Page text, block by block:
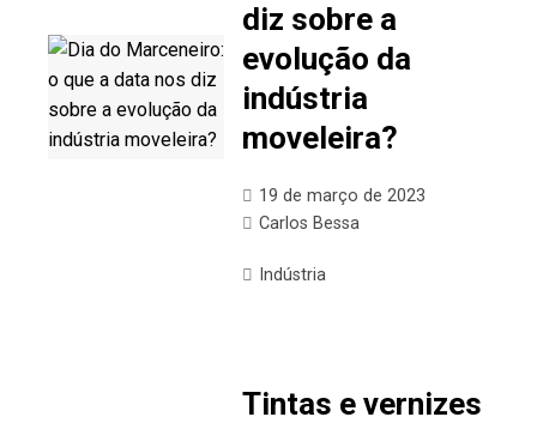
diz sobre a
evolução da
indústria
moveleira?
19 de março de 2023
Carlos Bessa
Indústria
Tintas e vernizes